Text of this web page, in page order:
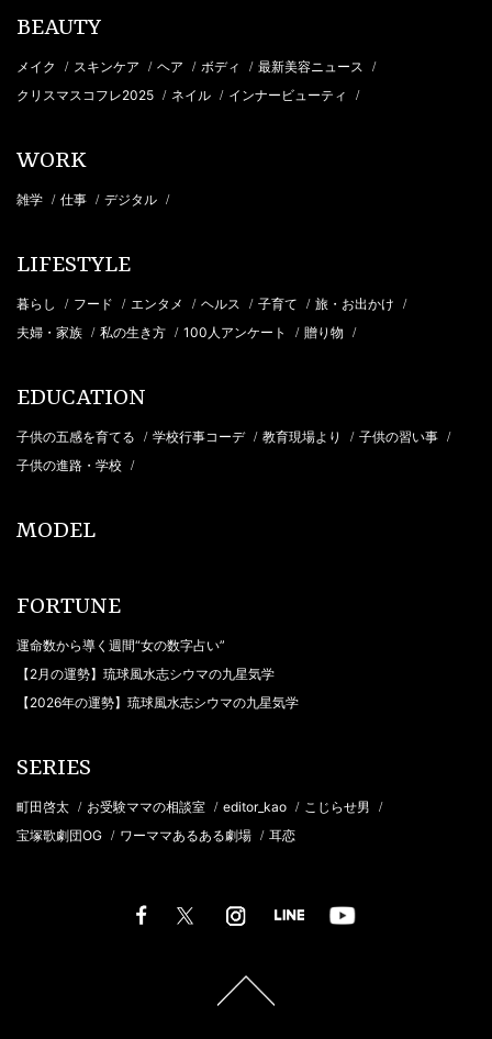
BEAUTY
メイク / スキンケア / ヘア / ボディ / 最新美容ニュース /
クリスマスコフレ2025 / ネイル / インナービューティ /
WORK
雑学 / 仕事 / デジタル /
LIFESTYLE
暮らし / フード / エンタメ / ヘルス / 子育て / 旅・お出かけ /
夫婦・家族 / 私の生き方 / 100人アンケート / 贈り物 /
EDUCATION
子供の五感を育てる / 学校行事コーデ / 教育現場より / 子供の習い事 /
子供の進路・学校 /
MODEL
FORTUNE
運命数から導く週間“女の数字占い”
【2月の運勢】琉球風水志シウマの九星気学
【2026年の運勢】琉球風水志シウマの九星気学
SERIES
町田啓太 / お受験ママの相談室 / editor_kao / こじらせ男 /
宝塚歌劇団OG / ワーママあるある劇場 / 耳恋